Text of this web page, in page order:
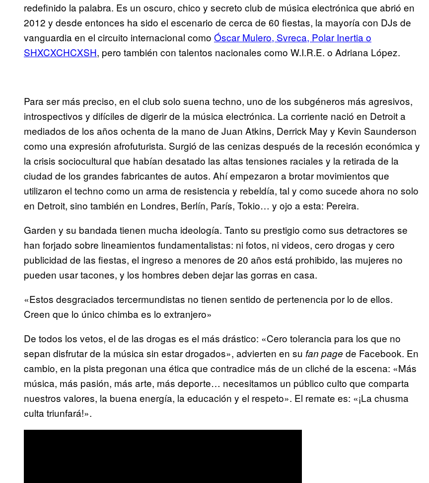
redefinido la palabra. Es un oscuro, chico y secreto club de música electrónica que abrió en
2012 y desde entonces ha sido el escenario de cerca de 60 fiestas, la mayoría con DJs de
vanguardia en el circuito internacional como Óscar Mulero, Svreca, Polar Inertia o
SHXCXCHCXSH, pero también con talentos nacionales como W.I.R.E. o Adriana López.
Para ser más preciso, en el club solo suena techno, uno de los subgéneros más agresivos,
introspectivos y difíciles de digerir de la música electrónica. La corriente nació en Detroit a
mediados de los años ochenta de la mano de Juan Atkins, Derrick May y Kevin Saunderson
como una expresión afrofuturista. Surgió de las cenizas después de la recesión económica y
la crisis sociocultural que habían desatado las altas tensiones raciales y la retirada de la
ciudad de los grandes fabricantes de autos. Ahí empezaron a brotar movimientos que
utilizaron el techno como un arma de resistencia y rebeldía, tal y como sucede ahora no solo
en Detroit, sino también en Londres, Berlín, París, Tokio… y ojo a esta: Pereira.
Garden y su bandada tienen mucha ideología. Tanto su prestigio como sus detractores se
han forjado sobre lineamientos fundamentalistas: ni fotos, ni videos, cero drogas y cero
publicidad de las fiestas, el ingreso a menores de 20 años está prohibido, las mujeres no
pueden usar tacones, y los hombres deben dejar las gorras en casa.
«Estos desgraciados tercermundistas no tienen sentido de pertenencia por lo de ellos.
Creen que lo único chimba es lo extranjero»
De todos los vetos, el de las drogas es el más drástico: «Cero tolerancia para los que no
sepan disfrutar de la música sin estar drogados», advierten en su fan page de Facebook. En
cambio, en la pista pregonan una ética que contradice más de un cliché de la escena: «Más
música, más pasión, más arte, más deporte… necesitamos un público culto que comparta
nuestros valores, la buena energía, la educación y el respeto». El remate es: «¡La chusma
culta triunfará!».